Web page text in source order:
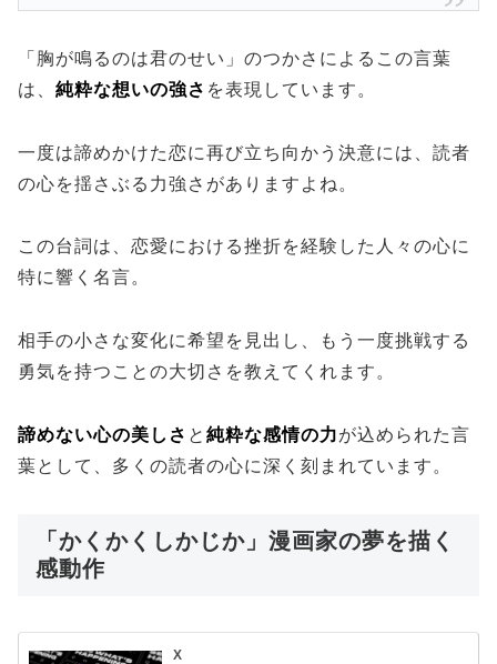
「胸が鳴るのは君のせい」のつかさによるこの言葉
は、 純粋な想いの強さ を表現しています。
一度は諦めかけた恋に再び立ち向かう決意には、読者
の心を揺さぶる力強さがありますよね。
この台詞は、恋愛における挫折を経験した人々の心に
特に響く名言。
相手の小さな変化に希望を見出し、もう一度挑戦する
勇気を持つことの大切さを教えてくれます。
諦めない心の美しさ と 純粋な感情の力が込められた言
葉として、多くの読者の心に深く刻まれています。
「かくかくしかじか」漫画家の夢を描く
感動作
X